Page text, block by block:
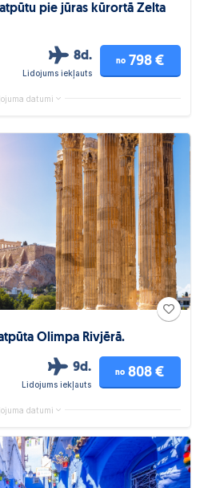
pie jūras kūrortā Zelta
8d.
Lidojums iekļauts
no 798 €
datumi
Olimpa Rivjērā.
9d.
Lidojums iekļauts
no 808 €
datumi